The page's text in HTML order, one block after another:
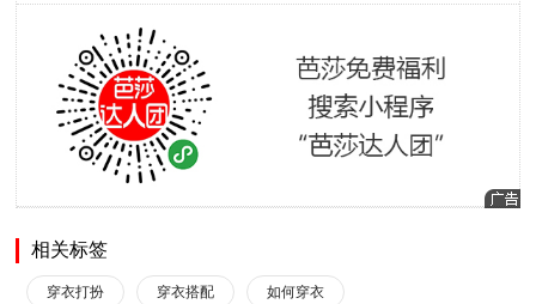
相关标签
穿衣打扮 穿衣搭配 如何穿衣